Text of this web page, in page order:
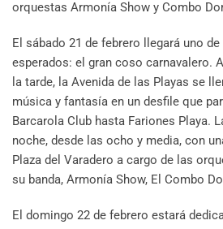
orquestas Armonía Show y Combo
El sábado 21 de febrero llegará uno
esperados: el gran coso carnavalero.
la tarde, la Avenida de las Playas se
música y fantasía en un desfile que
Barcarola Club hasta Fariones Playa.
noche, desde las ocho y media, con
Plaza del Varadero a cargo de las
su banda, Armonía Show, El Combo
El domingo 22 de febrero estará